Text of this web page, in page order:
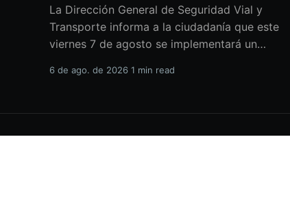
La Dirección General de Seguridad Vial y
Transporte informa a la ciudadanía que este
viernes 7 de agosto se implementará un
sobre el Paseo Álvaro Obregón, con motivo del
2026”. La suspensión vehicular iniciará a partir
6 de ago. de 2026 1 min read